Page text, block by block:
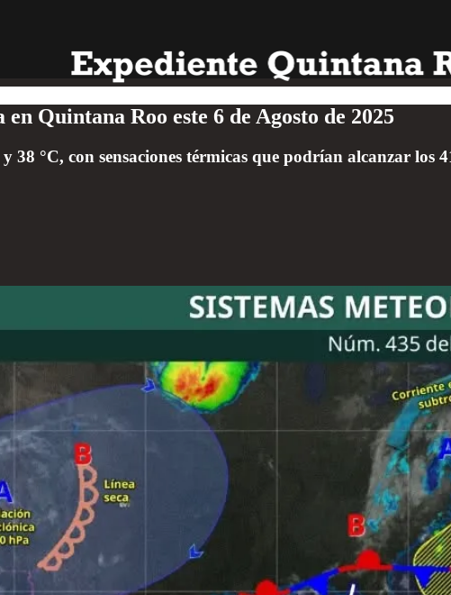
Quintana Roo este 6 de Agosto de 2025
°C, con sensaciones térmicas que podrían alcanzar los